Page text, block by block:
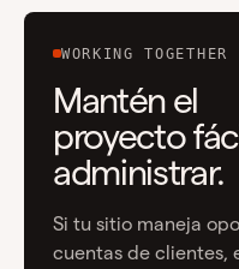
WORKING TOGETHER
Mantén el
proyecto
administrar.
Si tu sitio maneja
cuentas de clientes,